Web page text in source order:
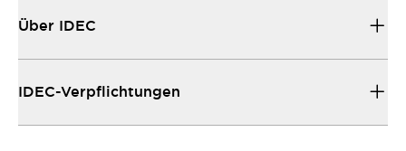
Über IDEC
IDEC-Verpflichtungen